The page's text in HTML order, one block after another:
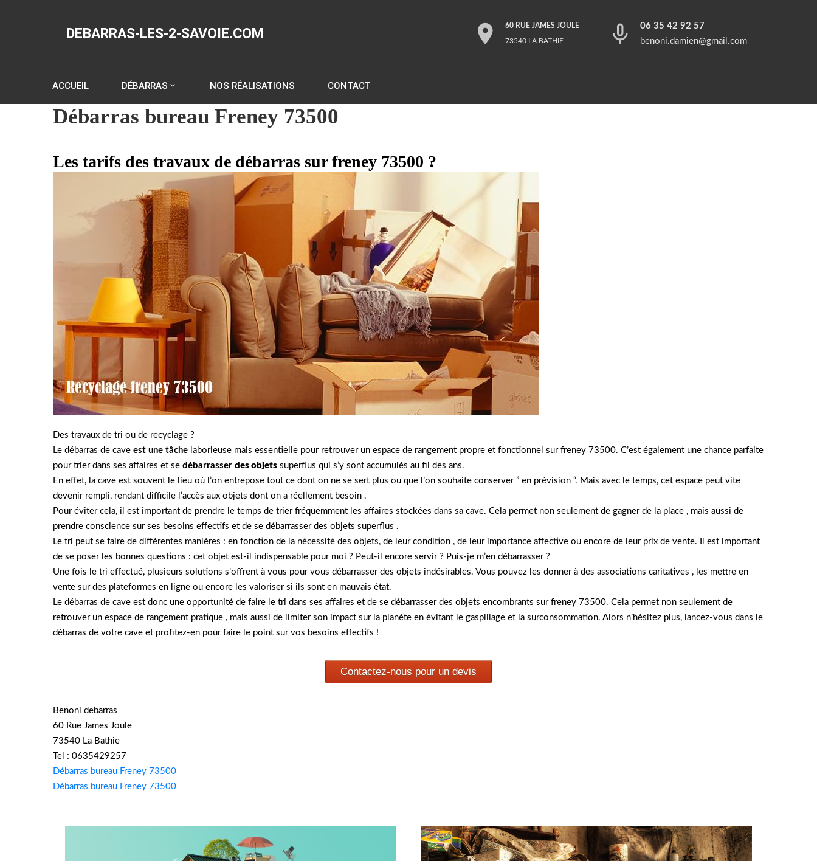
DEBARRAS-LES-2-SAVOIE.COM 60 RUE JAMES JOULE
73540 LA BATHIE
06 35 42 92 57
benoni.damien@gmail.com
ACCUEIL DÉBARRAS NOS RÉALISATIONS CONTACT
Débarras bureau Freney 73500
Les tarifs des travaux de débarras sur freney 73500 ?
Des travaux de tri ou de recyclage ?
Le débarras de cave est une tâche laborieuse mais essentielle pour retrouver un espace de rangement propre et fonctionnel sur freney 73500. C’est également une chance parfaite
pour trier dans ses affaires et se débarrasser des objets superflus qui s’y sont accumulés au fil des ans.
En effet, la cave est souvent le lieu où l’on entrepose tout ce dont on ne se sert plus ou que l’on souhaite conserver ” en prévision “. Mais avec le temps, cet espace peut vite
devenir rempli, rendant difficile l’accès aux objets dont on a réellement besoin .
Pour éviter cela, il est important de prendre le temps de trier fréquemment les affaires stockées dans sa cave. Cela permet non seulement de gagner de la place , mais aussi de
prendre conscience sur ses besoins effectifs et de se débarrasser des objets superflus .
Le tri peut se faire de différentes manières : en fonction de la nécessité des objets, de leur condition , de leur importance affective ou encore de leur prix de vente. Il est important
de se poser les bonnes questions : cet objet est-il indispensable pour moi ? Peut-il encore servir ? Puis-je m’en débarrasser ?
Une fois le tri effectué, plusieurs solutions s’offrent à vous pour vous débarrasser des objets indésirables. Vous pouvez les donner à des associations caritatives , les mettre en
vente sur des plateformes en ligne ou encore les valoriser si ils sont en mauvais état.
Le débarras de cave est donc une opportunité de faire le tri dans ses affaires et de se débarrasser des objets encombrants sur freney 73500. Cela permet non seulement de
retrouver un espace de rangement pratique , mais aussi de limiter son impact sur la planète en évitant le gaspillage et la surconsommation. Alors n’hésitez plus, lancez-vous dans le
débarras de votre cave et profitez-en pour faire le point sur vos besoins effectifs !
Contactez-nous pour un devis
Benoni debarras
60 Rue James Joule
73540 La Bathie
Tel : 0635429257
Débarras bureau Freney 73500
Débarras bureau Freney 73500